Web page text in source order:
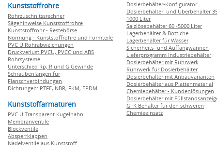
Kunststoffrohre
Rohrzuschnitssrechner
Sägehinweise Kunststoffrohre
Kunststoffrohr - Restebörse
Normung - Kunststoffrohre und Formteile
PVC U Rohrabweichungen
Druckverlust PVCU, PVCC und ABS
Rohrsysteme
Unterschied Rp, R und G Gewinde
Schraubenlängen für
Flanschverbindungen
Dichtungen: PTFE, NBR, FKM, EPDM
Kunststoffarmaturen
PVC U Transparent Kugelhahn
Membranventile
Blockventile
Absperrklappen
Nadelventile aus Kunststoff
Dosierbehälter-Konfigurator
Dosierbehälter und Überbehälter
1000 Liter
Salzlösebehälter 60 -5000 Liter
Lagerbehälter & Bottiche
Lagerbehälter für Wasser
Sicherheits- und Auffangwannen
Lieferprogramm Industriebehälter
Dosierbehälter mit Rührwerk
Rührwerk für Dosierbehälter
Dosierbehälter mit Anbauvarianten
Dosierbehälter aus Plattenmaterial
Chemiebehälter - Kundenlösungen
Dosierbehälter mit
GFK Behälter für den schweren
Chemieeinsatz